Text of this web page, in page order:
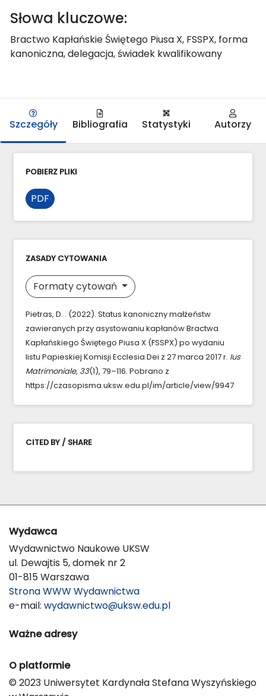
Słowa kluczowe:
Bractwo Kapłańskie Świętego Piusa X, FSSPX, forma
kanoniczna, delegacja, świadek kwalifikowany
Szczegóły Bibliografia Statystyki Autorzy
POBIERZ PLIKI
PDF
ZASADY CYTOWANIA
Formaty cytowań
Pietras, D. . (2022). Status kanoniczny małżeństw
zawieranych przy asystowaniu kapłanów Bractwa
Kapłańskiego Świętego Piusa X (FSSPX) po wydaniu
listu Papieskiej Komisji Ecclesia Dei z 27 marca 2017 r. Ius
Matrimoniale, 33(1), 79–116. Pobrano z
https://czasopisma.uksw.edu.pl/im/article/view/9947
CITED BY / SHARE
Wydawca
Wydawnictwo Naukowe UKSW
ul. Dewajtis 5, domek nr 2
01-815 Warszawa
Strona WWW Wydawnictwa
e-mail: wydawnictwo@uksw.edu.pl
Ważne adresy
O platformie
© 2023 Uniwersytet Kardynała Stefana Wyszyńskiego